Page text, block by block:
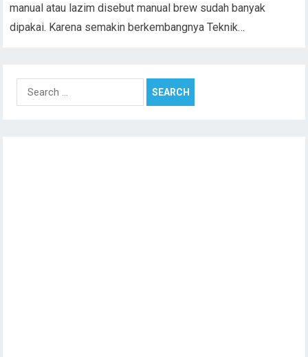
manual atau lazim disebut manual brew sudah banyak
dipakai. Karena semakin berkembangnya Teknik…
for: